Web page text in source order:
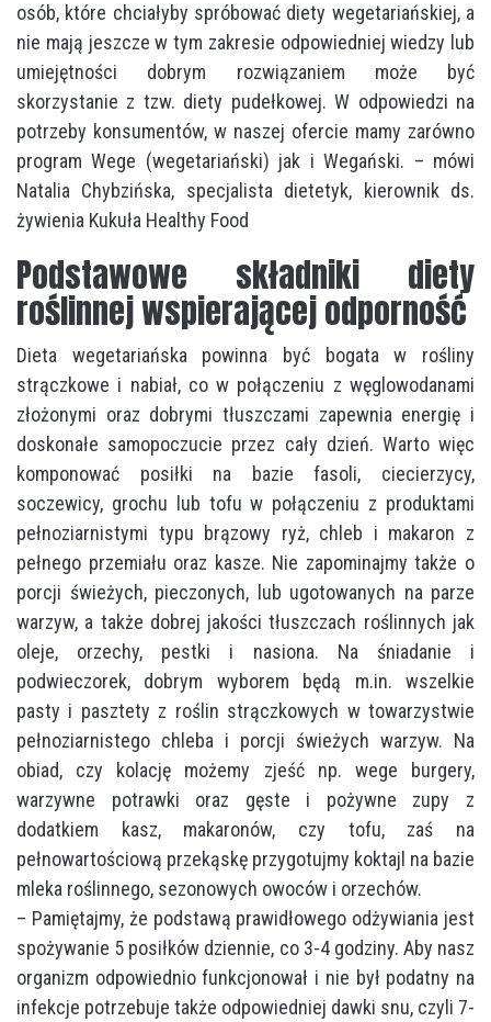
osób, które chciałyby spróbować diety wegetariańskiej, a
nie mają jeszcze w tym zakresie odpowiedniej wiedzy lub
umiejętności dobrym rozwiązaniem może być
skorzystanie z tzw. diety pudełkowej. W odpowiedzi na
potrzeby konsumentów, w naszej ofercie mamy zarówno
program Wege (wegetariański) jak i Wegański. – mówi
Natalia Chybzińska, specjalista dietetyk, kierownik ds.
żywienia Kukuła Healthy Food
Podstawowe składniki diety
roślinnej wspierającej odporność
Dieta wegetariańska powinna być bogata w rośliny
strączkowe i nabiał, co w połączeniu z węglowodanami
złożonymi oraz dobrymi tłuszczami zapewnia energię i
doskonałe samopoczucie przez cały dzień. Warto więc
komponować posiłki na bazie fasoli, ciecierzycy,
soczewicy, grochu lub tofu w połączeniu z produktami
pełnoziarnistymi typu brązowy ryż, chleb i makaron z
pełnego przemiału oraz kasze. Nie zapominajmy także o
porcji świeżych, pieczonych, lub ugotowanych na parze
warzyw, a także dobrej jakości tłuszczach roślinnych jak
oleje, orzechy, pestki i nasiona. Na śniadanie i
podwieczorek, dobrym wyborem będą m.in. wszelkie
pasty i pasztety z roślin strączkowych w towarzystwie
pełnoziarnistego chleba i porcji świeżych warzyw. Na
obiad, czy kolację możemy zjeść np. wege burgery,
warzywne potrawki oraz gęste i pożywne zupy z
dodatkiem kasz, makaronów, czy tofu, zaś na
pełnowartościową przekąskę przygotujmy koktajl na bazie
mleka roślinnego, sezonowych owoców i orzechów.
– Pamiętajmy, że podstawą prawidłowego odżywiania jest
spożywanie 5 posiłków dziennie, co 3-4 godziny. Aby nasz
organizm odpowiednio funkcjonował i nie był podatny na
infekcje potrzebuje także odpowiedniej dawki snu, czyli 7-